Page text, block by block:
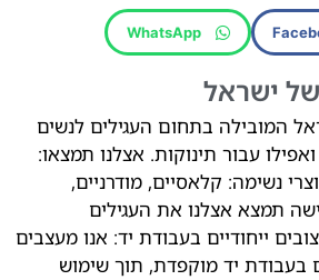
WhatsApp
ישראל
המובילה בתחום העגילים לנשים
עבור תינוקות. אצלנו תמצאו:
נשימה: קלאסיים, מודרניים,
תמצא אצלנו את העגילים
ייחודיים בעבודת יד: אנו מעצבים
בעבודת יד מוקפדת, תוך שימוש